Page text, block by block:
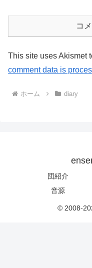
コ
This site uses Akismet
comment data is
ホーム diary
団紹介
音源
© 2008-